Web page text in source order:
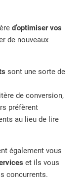
d’optimiser vos
de nouveaux
sont une sorte de
de conversion,
préfèrent
au lieu de lire
également vous
et ils vous
concurrents.